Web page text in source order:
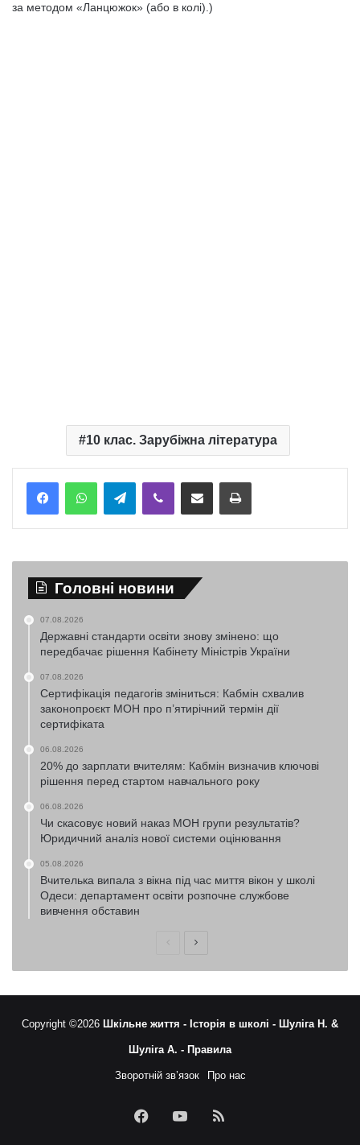
за методом «Ланцюжок» (або в колі).)
10 клас. Зарубіжна література
TelegramViber Надіслати електронною поштоюНадрукувати
Головні новини
07.08.2026
Державні стандарти освіти знову змінено: що
передбачає рішення Кабінету Міністрів України
07.08.2026
Сертифікація педагогів зміниться: Кабмін схвалив
законопроєкт МОН про п’ятирічний термін дії
сертифіката
06.08.2026
20% до зарплати вчителям: Кабмін визначив ключові
рішення перед стартом навчального року
06.08.2026
Чи скасовує новий наказ МОН групи результатів?
Юридичний аналіз нової системи оцінювання
05.08.2026
Вчителька випала з вікна під час миття вікон у школі
Одеси: департамент освіти розпочне службове
вивчення обставин
ПопередняНаступна
Copyright ©2026 Шкільне життя - Історія в школі - Шуліга Н. &
Шуліга А. - Правила
Зворотній зв’язок Про нас
FacebookYouTubeRSS